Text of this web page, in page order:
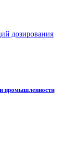
дозирования
промышленности